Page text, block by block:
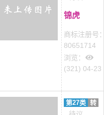
锦虎
商标注册号
80651714
浏览：
(321) 04-23
第27类 转